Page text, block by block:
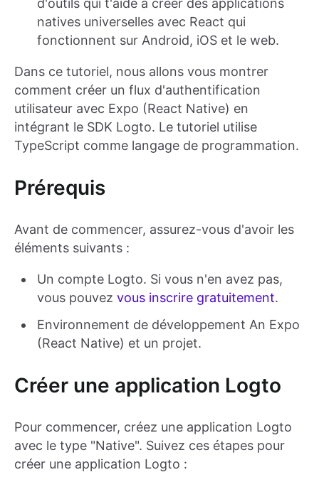
d'outils qui t'aide à créer des applications
natives universelles avec React qui
fonctionnent sur Android, iOS et le web.
Dans ce tutoriel, nous allons vous montrer
comment créer un flux d'authentification
utilisateur avec Expo (React Native) en
intégrant le SDK Logto. Le tutoriel utilise
TypeScript comme langage de programmation.
Prérequis
Avant de commencer, assurez-vous d'avoir les
éléments suivants :
Un compte Logto. Si vous n'en avez pas,
vous pouvez vous inscrire gratuitement.
Environnement de développement An Expo
(React Native) et un projet.
Créer une application Logto
Pour commencer, créez une application Logto
avec le type "Native". Suivez ces étapes pour
créer une application Logto :